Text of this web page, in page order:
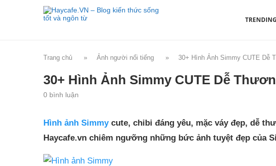
TRENDING
Trang chủ » Ảnh người nổi tiếng » 30+ Hình Ảnh Simmy CUTE Dễ
30+ Hình Ảnh Simmy CUTE Dễ
0 bình luận
Hình ảnh Simmycute, chibi đáng yêu, mặc váy đẹp, dễ
Haycafe.vn chiêm ngưỡng những bức ảnh tuyệt đẹp của